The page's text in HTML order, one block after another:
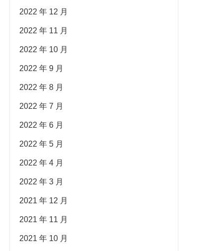
2022 年 12 月
2022 年 11 月
2022 年 10 月
2022 年 9 月
2022 年 8 月
2022 年 7 月
2022 年 6 月
2022 年 5 月
2022 年 4 月
2022 年 3 月
2021 年 12 月
2021 年 11 月
2021 年 10 月